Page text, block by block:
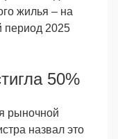
жилья – на
период 2025
50%
рыночной
назвал это